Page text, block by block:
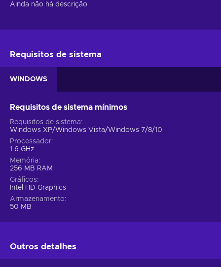
Ainda não há descrição
Requisitos de sistema
WINDOWS
Requisitos de sistema mínimos
Requisitos de sistema
Windows XP/Windows Vista/Windows 7/8/10
Processador
1.6 GHz
Memória
256 MB RAM
Gráficos
Intel HD Graphics
Armazenamento
50 MB
Outros detalhes